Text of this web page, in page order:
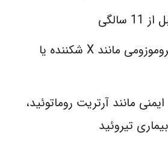
ناهنجاری‌های کروموزومی مانند X شکننده یا
مانند آرتریت روماتوئید،
تیروئید